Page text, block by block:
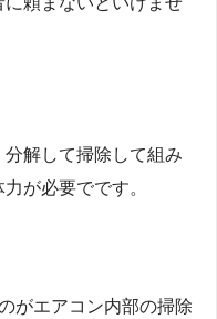
解して掃除して組み
が必要でです。
がエアコン内部の掃除